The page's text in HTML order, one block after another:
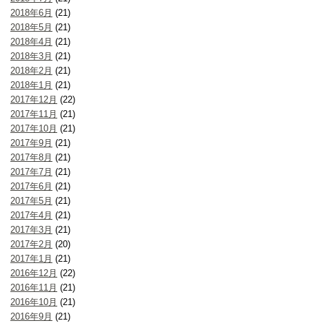
2018年6月 (21)
2018年5月 (21)
2018年4月 (21)
2018年3月 (21)
2018年2月 (21)
2018年1月 (21)
2017年12月 (22)
2017年11月 (21)
2017年10月 (21)
2017年9月 (21)
2017年8月 (21)
2017年7月 (21)
2017年6月 (21)
2017年5月 (21)
2017年4月 (21)
2017年3月 (21)
2017年2月 (20)
2017年1月 (21)
2016年12月 (22)
2016年11月 (21)
2016年10月 (21)
2016年9月 (21)